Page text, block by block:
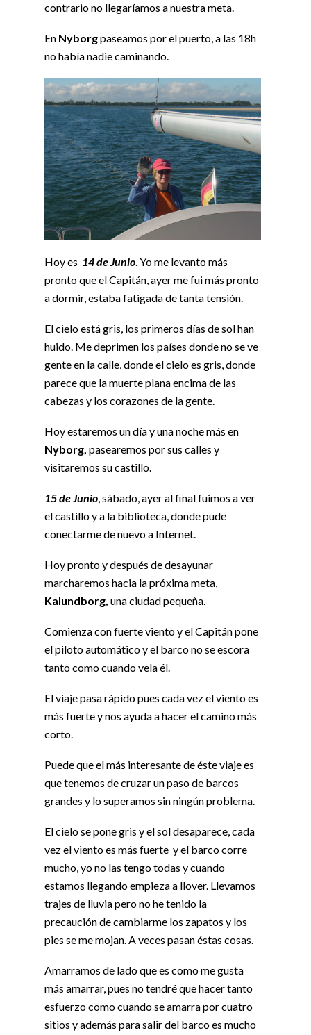
contrario no llegaríamos a nuestra meta.
En Nyborgpaseamos por el puerto, a las 18h
no había nadie caminando.
Hoy es 14 de Junio. Yo me levanto más
pronto que el Capitán, ayer me fui más pronto
a dormir, estaba fatigada de tanta tensión.
El cielo está gris, los primeros días de sol han
huido. Me deprimen los países donde no se ve
gente en la calle, donde el cielo es gris, donde
parece que la muerte plana encima de las
cabezas y los corazones de la gente.
Hoy estaremos un día y una noche más en
Nyborg, pasearemos por sus calles y
visitaremos su castillo.
15 de Junio, sábado, ayer al final fuimos a ver
el castillo y a la biblioteca, donde pude
conectarme de nuevo a Internet.
Hoy pronto y después de desayunar
marcharemos hacia la próxima meta,
Kalundborg, una ciudad pequeña.
Comienza con fuerte viento y el Capitán pone
el piloto automático y el barco no se escora
tanto como cuando vela él.
El viaje pasa rápido pues cada vez el viento es
más fuerte y nos ayuda a hacer el camino más
corto.
Puede que el más interesante de éste viaje es
que tenemos de cruzar un paso de barcos
grandes y lo superamos sin ningún problema.
El cielo se pone gris y el sol desaparece, cada
vez el viento es más fuerte y el barco corre
mucho, yo no las tengo todas y cuando
estamos llegando empieza a llover. Llevamos
trajes de lluvia pero no he tenido la
precaución de cambiarme los zapatos y los
pies se me mojan. A veces pasan éstas cosas.
Amarramos de lado que es como me gusta
más amarrar, pues no tendré que hacer tanto
esfuerzo como cuando se amarra por cuatro
sitios y además para salir del barco es mucho